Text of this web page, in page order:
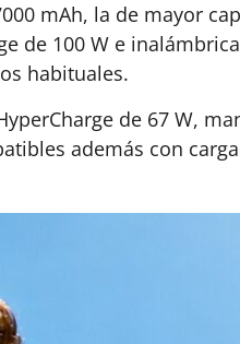
mAh, la de mayor
de 100 W e
habituales.
de 67 W,
además con